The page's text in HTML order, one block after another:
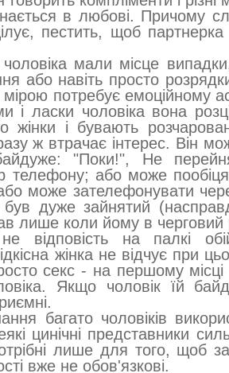
в любові. Причому
пестить, щоб
мали місце
або навіть просто
потребує емоційному
і ласки чоловіка вона
жінки і бувають
ж втрачає інтерес. Він
"Поки!", Не
телефону; або може
може зателефонувати
дуже зайнятий
лише коли йому в черговий
не відповість на палкі
жінка не відчує при
секс - на першому місці
Якщо чоловік їй
багато чоловіків
цинічні представники
лише для того, щоб
вже не обов'язкові.